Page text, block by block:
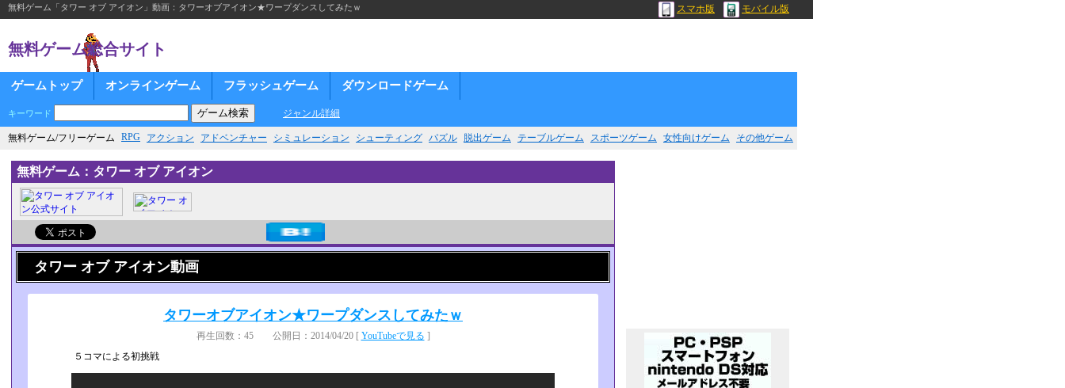
無料ゲーム「タワー オブ アイオン」動画：タワーオブアイオン★ワープダンスしてみたｗ スマホ版 モバイル版
無料ゲーム総合サイト
ゲームトップ オンラインゲーム フラッシュゲーム ダウンロードゲーム
キーワード ジャンル詳細
無料ゲーム/フリーゲーム RPG アクション アドベンチャー シミュレーション シューティング パズル 脱出ゲーム テーブルゲーム スポーツゲーム 女性向けゲーム その他ゲーム
無料ゲーム：タワー オブ アイオン
タワー オブ アイオン動画
タワーオブアイオン★ワープダンスしてみたｗ
再生回数：45 公開日：2014/04/20 [ YouTubeで見る ]
５コマによる初挑戦